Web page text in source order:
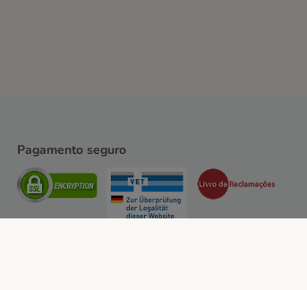
Pagamento seguro